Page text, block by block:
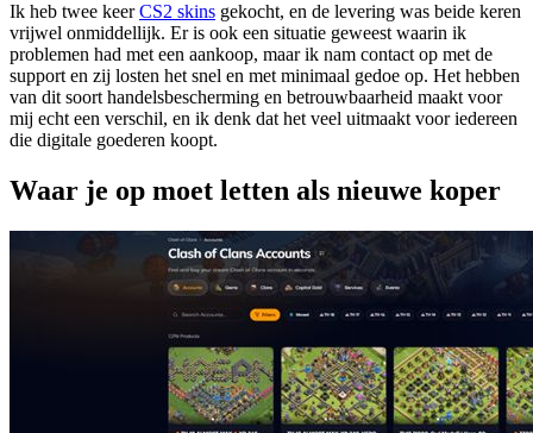
Ik heb twee keerCS2 skins gekocht, en de levering was beide keren
vrijwel onmiddellijk. Er is ook een situatie geweest waarin ik
problemen had met een aankoop, maar ik nam contact op met de
support en zij losten het snel en met minimaal gedoe op. Het hebben
van dit soort handelsbescherming en betrouwbaarheid maakt voor
mij echt een verschil, en ik denk dat het veel uitmaakt voor iedereen
die digitale goederen koopt.
Waar je op moet letten als nieuwe koper